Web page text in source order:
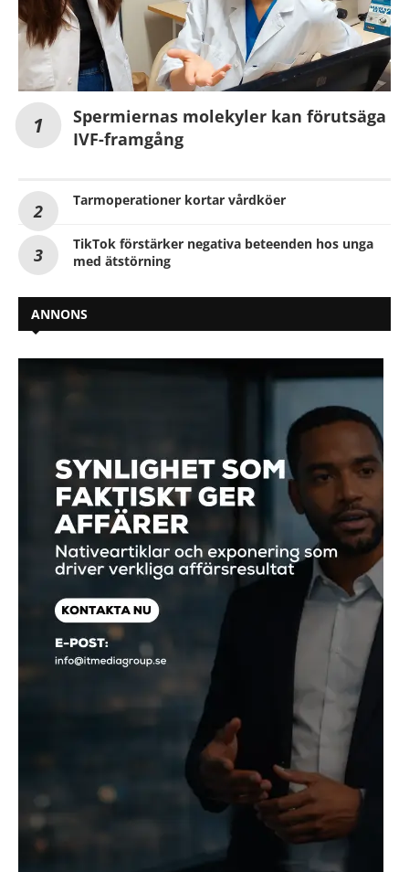
Spermiernas molekyler kan förutsäga
IVF-framgång
Tarmoperationer kortar vårdköer
TikTok förstärker negativa beteenden hos unga
med ätstörning
ANNONS